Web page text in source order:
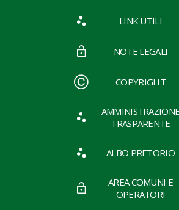
LINK UTILI
NOTE LEGALI
COPYRIGHT
AMMINISTRAZIONE
TRASPARENTE
ALBO PRETORIO
AREA COMUNI E
OPERATORI